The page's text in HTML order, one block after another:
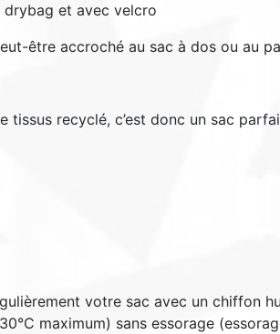
et avec velcro
être accroché au sac à dos ou au
tissus recyclé, c’est donc un sac
votre sac avec un chiffon
maximum) sans essorage